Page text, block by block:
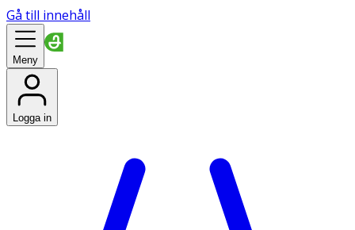
Gå till innehåll
Meny
Logga in